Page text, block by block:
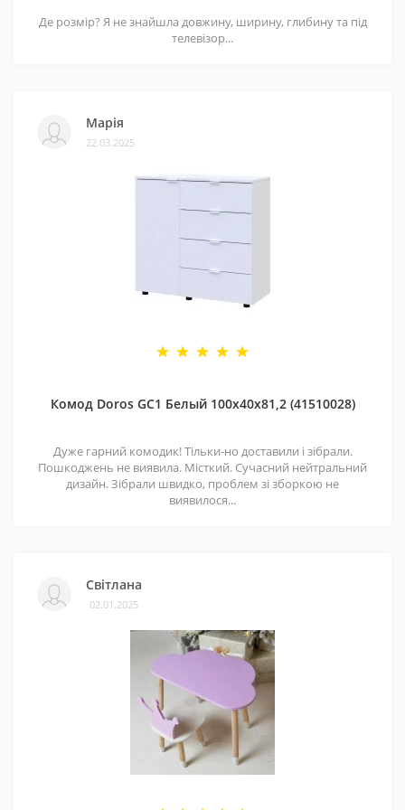
Детская мебель Локи – Доставка в г. Винница
Де розмір? Я не знайшла довжину, ширину, глибину та під
телевізор...
Марія
22.03.2025
Комод Doros GС1 Белый 100х40х81,2 (41510028)
Дуже гарний комодик! Тільки-но доставили і зібрали.
Пошкоджень не виявила. Місткий. Сучасний нейтральний
дизайн. Зібрали швидко, проблем зі зборкою не
виявилося...
Світлана
02.01.2025